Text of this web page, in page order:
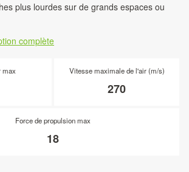
plus lourdes sur de grands espaces ou
complète
max Vitesse maximale de l'air (m/s)
270
Force de propulsion max
18